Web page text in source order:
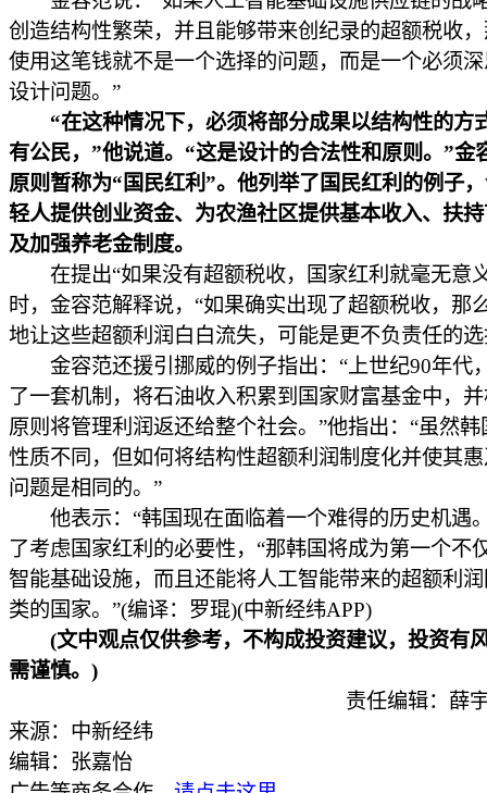
创造结构性繁荣，并且能够带来创纪录的超额税收
使用这笔钱就不是一个选择的问题，而是一个必须
设计问题。”
“在这种情况下，必须将部分成果以结构性的方
有公民，”他说道。“这是设计的合法性和原则。”金
原则暂称为“国民红利”。他列举了国民红利的例子
轻人提供创业资金、为农渔社区提供基本收入、扶
及加强养老金制度。
在提出“如果没有超额税收，国家红利就毫无意
时，金容范解释说，“如果确实出现了超额税收，那
地让这些超额利润白白流失，可能是更不负责任的选
金容范还援引挪威的例子指出：“上世纪90年代
了一套机制，将石油收入积累到国家财富基金中，
原则将管理利润返还给整个社会。”他指出：“虽然韩
性质不同，但如何将结构性超额利润制度化并使其
问题是相同的。”
他表示：“韩国现在面临着一个难得的历史机遇
了考虑国家红利的必要性，“那韩国将成为第一个不
智能基础设施，而且还能将人工智能带来的超额利
类的国家。”(编译：罗琨)(中新经纬APP)
(文中观点仅供参考，不构成投资建议，投资有
需谨慎。)
责任编辑：薛
来源：中新经纬
编辑：张嘉怡